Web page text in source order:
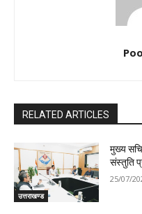
RELATED ARTICLES
उत्तराखण्ड
मुख्य
संस्तुति
25/07/